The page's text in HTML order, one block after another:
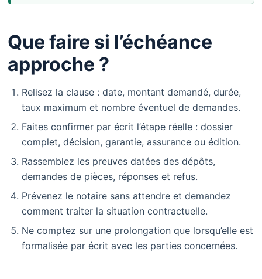
Que faire si l’échéance
approche ?
Relisez la clause : date, montant demandé, durée,
taux maximum et nombre éventuel de demandes.
Faites confirmer par écrit l’étape réelle : dossier
complet, décision, garantie, assurance ou édition.
Rassemblez les preuves datées des dépôts,
demandes de pièces, réponses et refus.
Prévenez le notaire sans attendre et demandez
comment traiter la situation contractuelle.
Ne comptez sur une prolongation que lorsqu’elle est
formalisée par écrit avec les parties concernées.